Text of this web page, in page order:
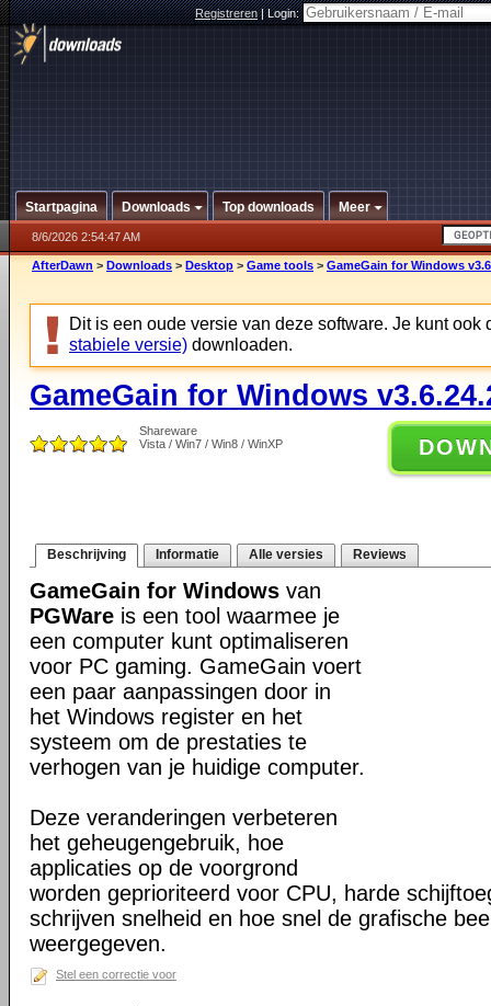
Registreren|Login:
Startpagina Downloads Top downloads Meer
8/6/2026 2:54:47 AM
AfterDawn > Downloads > Desktop > Game tools > GameGain for Windows
Dit is een oude versie van deze software. Je kunt ook
stabiele versie) downloaden.
GameGain for Windows
Shareware
Vista / Win7 / Win8 / WinXP
Beschrijving Informatie Alle versies Reviews
GameGain for Windows van
PGWare is een tool waarmee je
een computer kunt optimaliseren
voor PC gaming. GameGain voert
een paar aanpassingen door in
het Windows register en het
systeem om de prestaties te
verhogen van je huidige computer.
Deze veranderingen verbeteren
het geheugengebruik, hoe
applicaties op de voorgrond
worden geprioriteerd voor CPU, harde
schrijven snelheid en hoe snel de grafische
weergegeven.
Stel een correctie voor